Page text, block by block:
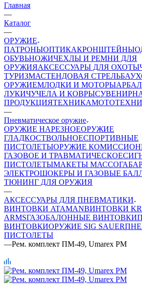
Главная
—
Каталог
—
ОРУЖИЕ
ПАТРОНЫОПТИКАКРОНШТЕЙНЫ
ОБУВЬНОЖИЧЕХЛЫ И РЕМНИ ДЛЯ
ОРУЖИЯАКСЕССУАРЫ ДЛЯ ОХОТЫ
ТУРИЗМАСТЕНДОВАЯ СТРЕЛЬБА
ОРУЖИЕМЛОДКИ И МОТОРЫ
ЛУКИЧУЧЕЛА И КОВРЫ
ПРОДУКЦИЯТЕХНИКА
—
Пневматическое оружие
ОРУЖИЕ НАРЕЗНОЕОРУЖИЕ
ГЛАДКОСТВОЛЬНОЕСПОРТИВНЫЕ
ПИСТОЛЕТЫОРУЖИЕ
ГАЗОВОЕ И ТРАВМАТИЧЕСКОЕ
ПИСТОЛЕТЫМАКЕТЫ
ЭЛЕКТРОШОКЕРЫ И ГАЗОВЫЕ
ТЮНИНГ ДЛЯ ОРУЖИЯ
—
АКСЕССУАРЫ ДЛЯ ПНЕВМАТИКИ
ВИНТОВКИ ATAMANВИНТОВКИ
ARMSГАЗОБАЛОННЫЕ ВИНТОВКИ
ВИНТОВКИОРУЖИЕ SIG SAUER
ПИСТОЛЕТЫ
—Рем. комплект ПМ-49, Umarex PM